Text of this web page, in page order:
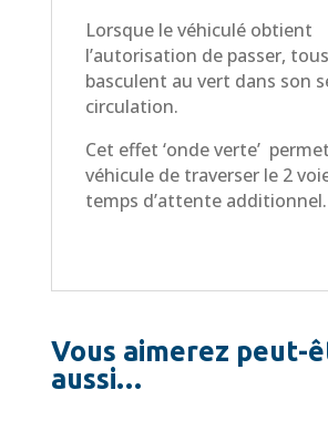
Lorsque le véhiculé obtient
l’autorisation de passer,
basculent au vert dans son
circulation.
Cet effet ‘onde verte’
véhicule de traverser le 2
temps d’attente additionnel.
Vous aimerez peut-
aussi…